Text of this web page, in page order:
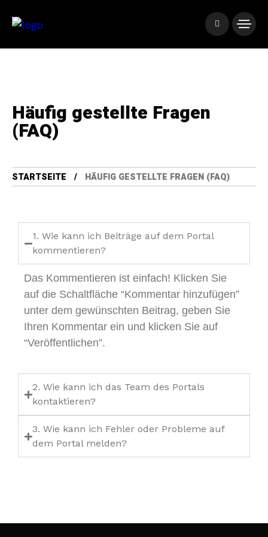
Häufig gestellte Fragen
(FAQ)
STARTSEITE HÄUFIG GESTELLTE FRAGEN (FAQ)
1. Wie kann ich Beiträge auf dem Portal
kommentieren?
Das Kommentieren ist einfach! Klicken Sie
auf die Schaltfläche “Kommentar hinzufügen”
unter dem gewünschten Beitrag, geben Sie
Ihren Kommentar ein und klicken Sie auf
“Veröffentlichen”.
2. Wie kann ich das Team des Portals
kontaktieren?
3. Wie kann ich Fehler oder Probleme auf
dem Portal melden?